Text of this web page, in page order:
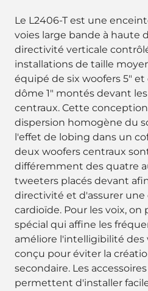
Le L2406-T est une
voies large bande à haute
directivité verticale
installations de taille
équipé de six woofers 5"
dôme 1" montés devant
centraux. Cette conception
dispersion homogène du
l'effet de lobing dans un
deux woofers centraux
différemment des quatre
tweeters placés devant
directivité et d'assurer
cardioïde. Pour les voix,
spécial qui affine les
améliore l'intelligibilité des
conçu pour éviter la
secondaire. Les
permettent d'installer